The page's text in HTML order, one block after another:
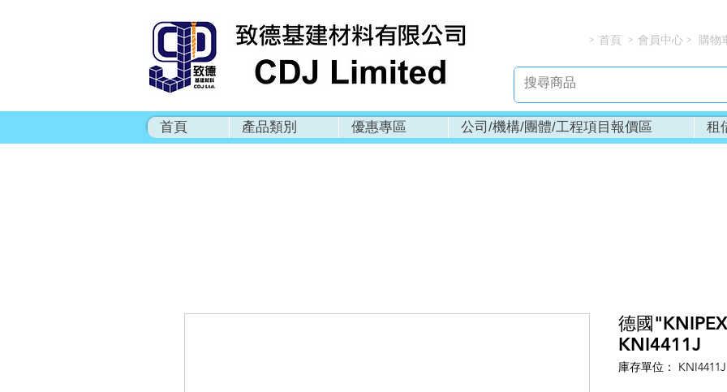
> > >
首頁 會員中心 購物
首頁 產品類別 優惠專區 公司/機構/團體/工程項目報價區 租
德國
KNI4411J
庫存單位： KNI4411J